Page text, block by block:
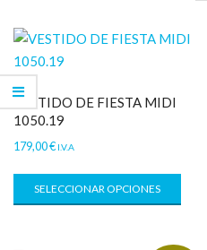
VESTIDO DE FIESTA MIDI
1050.19
179,00€ I.V.A
SELECCIONAR OPCIONES